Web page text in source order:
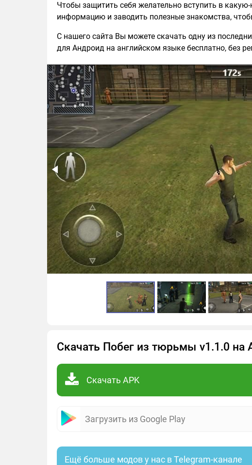
Чтобы защитить себя желательно вступить в
информацию и заводить полезные знакомства,
С нашего сайта Вы можете скачать одну из
для Андроид на английском языке бесплатно, без
Скачать Побег из тюрьмы v1.1.0 на
Скачать APK
Загрузить из Google Play
Ещё больше модов у нас в Telegram-канале